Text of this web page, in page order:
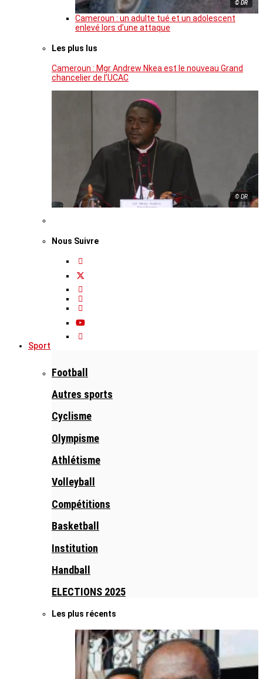
© DR
Cameroun : un adulte tué et un adolescent
enlevé lors d’une attaque
Les plus lus
Cameroun : Mgr Andrew Nkea est le nouveau Grand
chancelier de l’UCAC
© DR
Nous Suivre
Sport
Football
Autres sports
Cyclisme
Olympisme
Athlétisme
Volleyball
Compétitions
Basketball
Institution
Handball
ELECTIONS 2025
Les plus récents